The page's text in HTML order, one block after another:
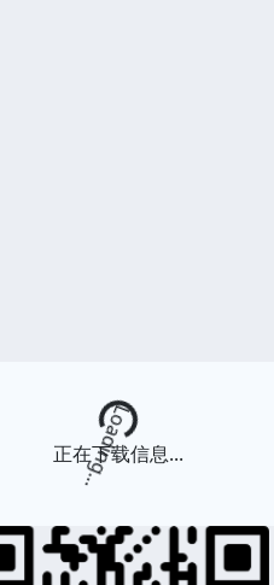
Loading...
正在下载信息...